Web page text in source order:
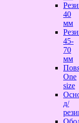
40
мм
45-
70
мм
One
size
д/